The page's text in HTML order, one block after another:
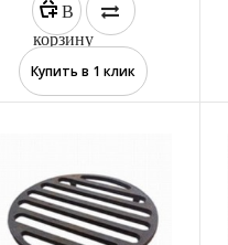
В
корзину
Купить в 1 клик